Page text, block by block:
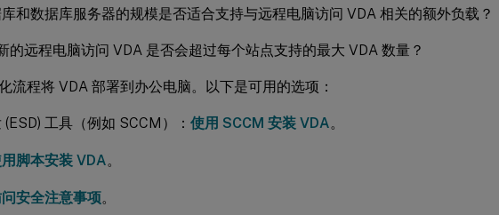
和数据库服务器的规模是否适合支持与远程电脑访问 VDA 相关的额外负载？
的远程电脑访问 VDA 是否会超过每个站点支持的最大 VDA 数量？
流程将 VDA 部署到办公电脑。以下是可用的选项：
工具（例如 SCCM）： 使用 SCCM 安装 VDA。
脚本安装 VDA。
安全注意事项。